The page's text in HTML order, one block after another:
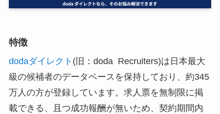
特徴
dodaダイレクト (旧：doda Recruiters)は日本最大
級の候補者のデータベースを保持しており、約345
万人の方が登録しています。求人票を無制限に掲
載できる、且つ成功報酬が無いため、契約期間内